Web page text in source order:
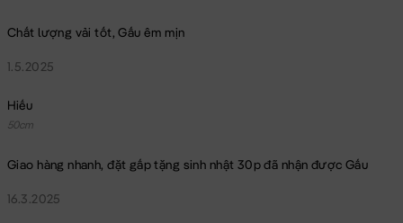
Chất lượng vải tốt, Gấu êm mịn
1.5.2025
Hiếu
50cm
Giao hàng nhanh, đặt gấp tặng sinh nhật 30p đã nhận được Gấu
16.3.2025